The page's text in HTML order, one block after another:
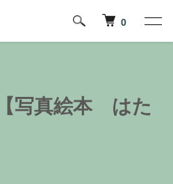
0
写真絵本 はた